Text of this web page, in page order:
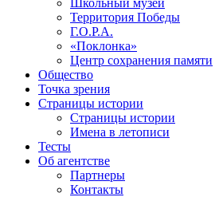
Школьный музей
Территория Победы
Г.О.Р.А.
«Поклонка»
Центр сохранения памяти
Общество
Точка зрения
Страницы истории
Страницы истории
Имена в летописи
Тесты
Об агентстве
Партнеры
Контакты